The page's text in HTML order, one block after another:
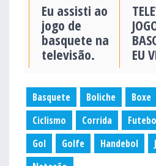
Eu assisti ao
jogo de
basquete na
televisão.
EU
Basquete Boliche Boxe
Ciclismo
Corrida
Gol
Golfe Handebol